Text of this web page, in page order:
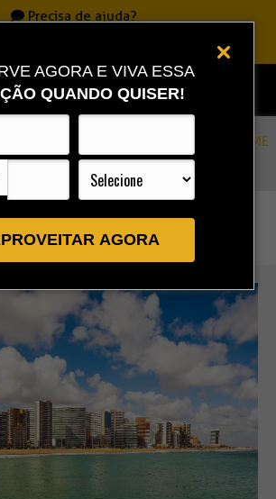
AGORA E VIVA ESSA
QUANDO QUISER!
AGORA
Precisa de ajuda?
Grande Por Estradas SERVIÇO PRIME